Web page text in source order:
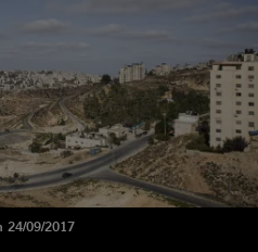
24/09/2017